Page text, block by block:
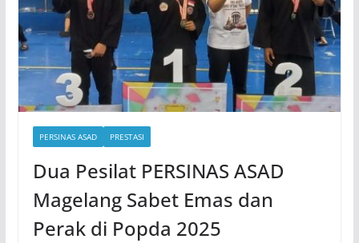
PERSINAS ASAD PRESTASI
Dua Pesilat PERSINAS ASAD
Magelang Sabet Emas dan
Perak di Popda 2025